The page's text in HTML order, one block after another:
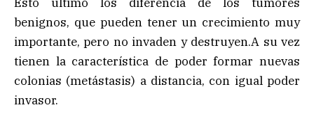
benignos, que pueden tener un crecimiento muy
importante, pero no invaden y destruyen.A su vez
tienen la característica de poder formar nuevas
colonias (metástasis) a distancia, con igual poder
invasor.